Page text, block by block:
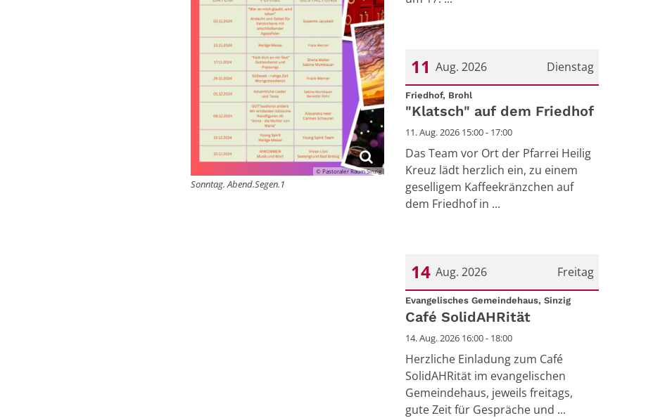
© Pastoraler Raum Sinzig
Sonntag. Abend.Segen.1
Dienstag
11 Aug. 2026
Datum: 11. August 2026
Friedhof, Brohl
"Klatsch" auf dem Friedhof
11. Aug. 2026 15:00 - 17:00
Das Team vor Ort der Pfarrei Heilig
Kreuz lädt herzlich ein, zu einem
geselligem Kaffeekränzchen auf
dem Friedhof in ...
Freitag
14 Aug. 2026
Datum: 14. August 2026
Evangelisches Gemeindehaus, Sinzig:
Café SolidAHRität
14. Aug. 2026 16:00 - 18:00
Herzliche Einladung zum Café
SolidAHRität im evangelischen
Gemeindehaus, jeweils freitags,
gute Zeit für Gespräche und ...